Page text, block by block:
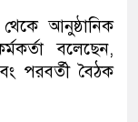
আনুষ্ঠানিক
বলেছেন,
পরবর্তী বৈঠক